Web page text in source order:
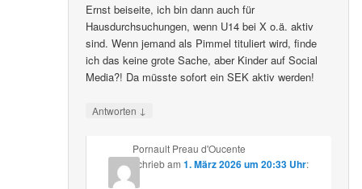
Ernst beiseite, ich bin dann auch für
Hausdurchsuchungen, wenn U14 bei X o.ä. aktiv
sind. Wenn jemand als Pimmel tituliert wird, finde
ich das keine grote Sache, aber Kinder auf Social
Media?! Da müsste sofort ein SEK aktiv werden!
Antworten ↓
Pornault Preau d'Oucente
schriebam 1. März 2026 um 20:33 Uhr: